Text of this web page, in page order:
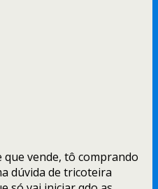
que vende, tô comprando
dúvida de tricoteira